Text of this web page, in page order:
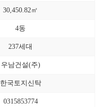
30,450.82㎡
4동
237세대
우남건설(주)
한국토지신탁
0315853774